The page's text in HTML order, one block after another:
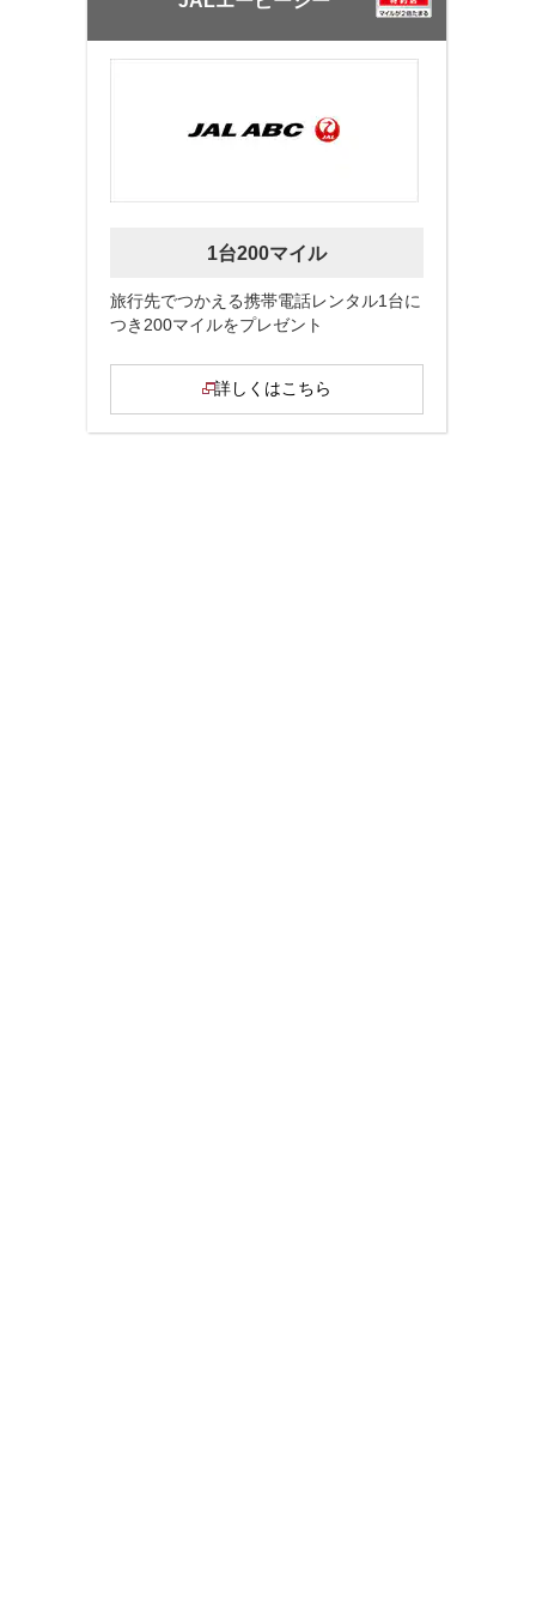
1台200マイル
旅行先でつかえる携帯電話レンタル1台に
つき200マイルをプレゼント
詳しくはこちら